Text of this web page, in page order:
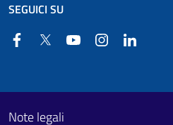
SEGUICI SU
FacebookTwitter YouTube Instagram
Footer First
Useful links section
Note legali